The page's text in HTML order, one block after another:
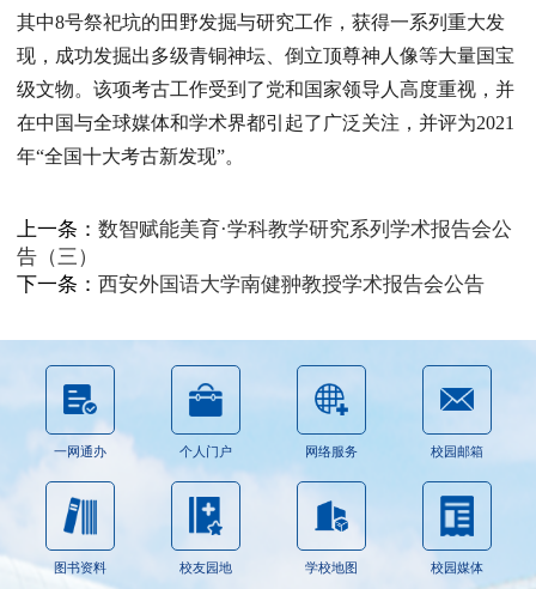
其中8号祭祀坑的田野发掘与研究工作，获得一系列重大发
现，成功发掘出多级青铜神坛、倒立顶尊神人像等大量国宝
级文物。该项考古工作受到了党和国家领导人高度重视，并
在中国与全球媒体和学术界都引起了广泛关注，并评为2021
年“全国十大考古新发现”。
上一条： 数智赋能美育·学科教学研究系列学术报告会公
告（三）
下一条： 西安外国语大学南健翀教授学术报告会公告
一网通办 个人门户 网络服务 校园邮箱
图书资料 校友园地 学校地图 校园媒体